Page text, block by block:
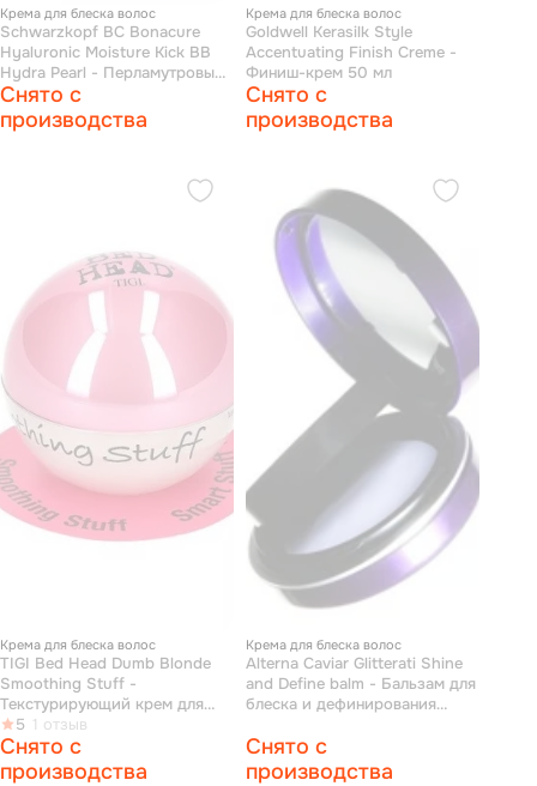
Крема для блеска волос
Schwarzkopf BC Bonacure
Hyaluronic Moisture Kick BB
Hydra Pearl - Перламутровый
BB Крем 100 мл
Снято с
производства
Крема для блеска волос
Goldwell Kerasilk Style
Accentuating Finish Creme -
Финиш-крем 50 мл
Снято с
производства
Крема для блеска волос
TIGI Bed Head Dumb Blonde
Smoothing Stuff -
Текстурирующий крем для
укладки волос, блеска и
защиты от влаги 50 мл
5 1 отзыв
Снято с
производства
Крема для блеска волос
Alterna Caviar Glitterati Shine
and Define balm - Бальзам для
блеска и дефинирования
Снято с
производства